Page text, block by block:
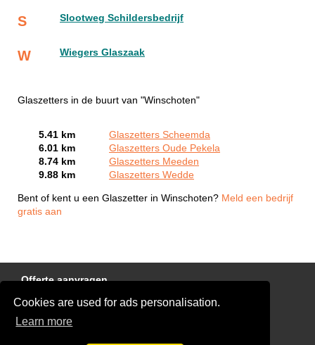
Cookies are used for ads personalisation.
Learn more
S Slootweg Schildersbedrijf
W Wiegers Glaszaak
Glaszetters in de buurt van "Winschoten"
5.41 km
Glaszetters Scheemda
6.01 km
Glaszetters Oude Pekela
8.74 km
Glaszetters Meeden
9.88 km
Glaszetters Wedde
Bent of kent u een Glaszetter in Winschoten? Meld een bedrijf
gratis aan
Offerte aanvragen
Links
Disclaimer